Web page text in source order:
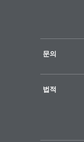
문의
법적